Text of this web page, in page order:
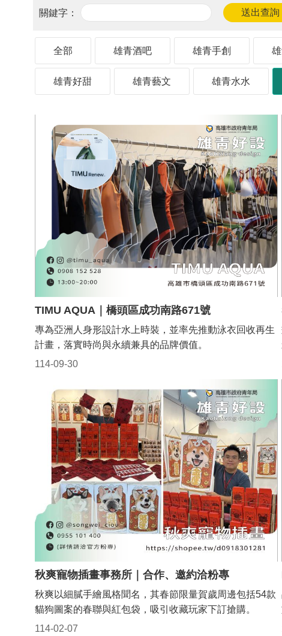
全部 雄青酒吧 雄青手創
雄青好甜 雄青藝文 雄青水水
TIMU AQUA｜橋頭區成功南路671號
114-09-30
專為亞洲人身形設計水上時裝，並率先推動泳衣回收再生
計畫，落實時尚與永續兼具的品牌價值。
秋爽寵物插畫事務所｜合作、邀約洽粉專
114-02-07
秋爽以細膩手繪風格聞名，其春節限量賀歲周邊包括54款
貓狗圖案的春聯與紅包袋，吸引收藏玩家下訂搶購。